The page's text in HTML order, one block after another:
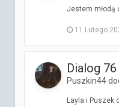
Jestem młodą
11 Lutego
Dialog
Puszkin44
Layla i Puszek